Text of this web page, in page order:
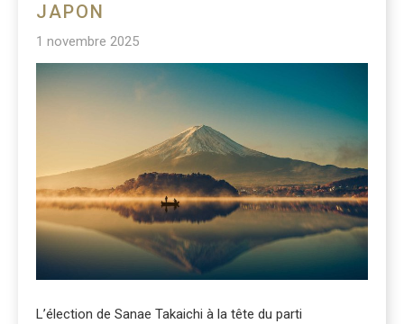
JAPON
1 novembre 2025
L’élection de Sanae Takaichi à la tête du parti